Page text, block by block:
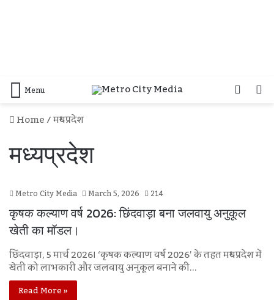
Menu
Log
Home/मध्यप्रदेश
मध्यप्रदेश
Metro City Media March 5, 2026 214
कृषक कल्याण वर्ष 2026: छिंदवाड़ा बना जलवायु अनुकूल
खेती का मॉडल।
छिंदवाड़ा, 5 मार्च 2026। ‘कृषक कल्याण वर्ष 2026’ के तहत मध्यप्रदेश में
खेती को लाभकारी और जलवायु अनुकूल बनाने की…
Read More »